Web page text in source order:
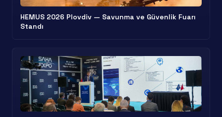
HEMUS 2026 Plovdiv — Savunma ve Güvenlik Fuarı
Standı